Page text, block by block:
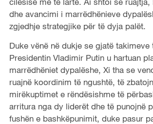
dhe avancimi i marrëdhënieve
zgjedhje strategjike për të dyja palët.
Duke vënë në dukje se gjatë
Presidentin Vladimir Putin u hartuan
marrëdhëniet dypalëshe, Xi tha se
ruajnë koordinim të ngushtë, të
mirëkuptimet e rëndësishme të
arritura nga dy liderët dhe të punojnë
fushën e bashkëpunimit, duke pasur